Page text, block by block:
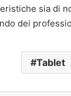
sia di
dei
Tablet